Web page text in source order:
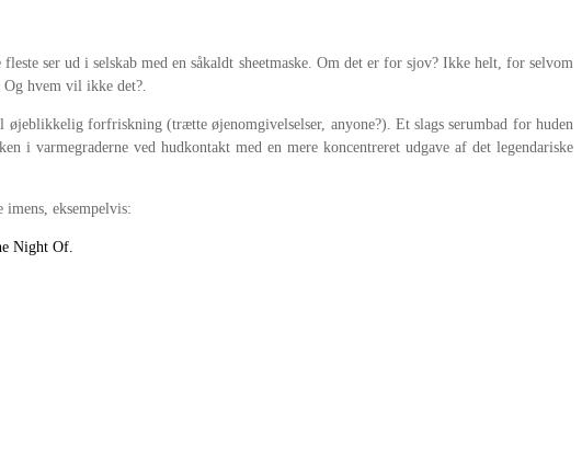
ser ud i selskab med en såkaldt sheetmaske. Om det er for sjov? Ikke helt, for selvom
hvem vil ikke det?.
forfriskning (trætte øjenomgivelselser, anyone?). Et slags serumbad for huden
i varmegraderne ved hudkontakt med en mere koncentreret udgave af det legendariske
eksempelvis:
Night Of.